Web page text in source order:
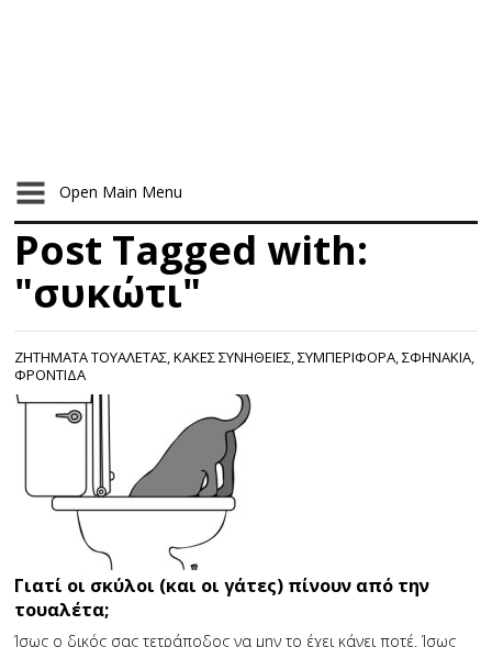
Open Main Menu
Post Tagged with:
"συκώτι"
ΖΗΤΉΜΑΤΑ ΤΟΥΑΛΈΤΑΣ,ΚΑΚΕΣ ΣΥΝΗΘΕΙΕΣ,ΣΥΜΠΕΡΙΦΟΡΑ,ΣΦΗΝΑΚΙΑ,
ΦΡΟΝΤΙΔΑ
Γιατί οι σκύλοι (και οι γάτες) πίνουν από την
τουαλέτα;
Ίσως ο δικός σας τετράποδος να μην το έχει κάνει ποτέ. Ίσως